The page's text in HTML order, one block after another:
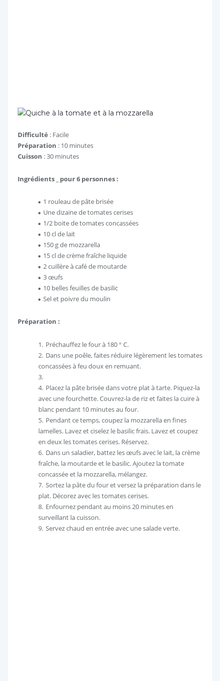
Difficulté : Facile
Préparation : 10 minutes
Cuisson : 30 minutes
Ingrédients _ pour 6 personnes :
1 rouleau de pâte brisée
Une dizaine de tomates cerises
1/2 boite de tomates concassées
10 cl de lait
150 g de mozzarella
15 cl de crème fraîche liquide
2 cuillère à café de moutarde
3 œufs
10 belles feuilles de basilic
Sel et poivre du moulin
Préparation :
Préchauffez le four à 180 ° C.
Dans une poêle, faites réduire légèrement les tomates
concassées à feu doux en remuant.
Placez la pâte brisée dans votre plat à tarte. Piquez-la
avec une fourchette. Couvrez-la de riz et faites la cuire à
blanc pendant 10 minutes au four.
Pendant ce temps, coupez la mozzarella en fines
lamelles. Lavez et ciselez le basilic frais. Lavez et coupez
en deux les tomates cerises. Réservez.
Dans un saladier, battez les œufs avec le lait, la crème
fraîche, la moutarde et le basilic. Ajoutez la tomate
concassée et la mozzarella, mélangez.
Sortez la pâte du four et versez la préparation dans le
plat. Décorez avec les tomates cerises.
Enfournez pendant au moins 20 minutes en
surveillant la cuisson.
Servez chaud en entrée avec une salade verte.